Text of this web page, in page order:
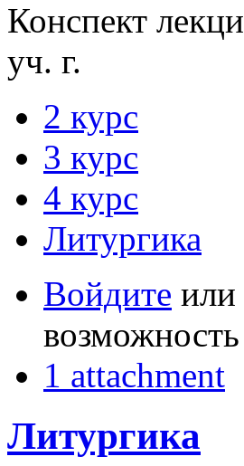
Конспект
уч. г.
2 курс
3 курс
4 курс
Литургика
Войдите или
1 attachment
Литургика